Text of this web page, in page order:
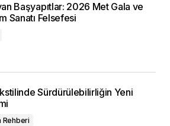
Başyapıtlar: 2026 Met Gala ve
Sanatı Felsefesi
Sürdürülebilirliğin Yeni
Rehberi